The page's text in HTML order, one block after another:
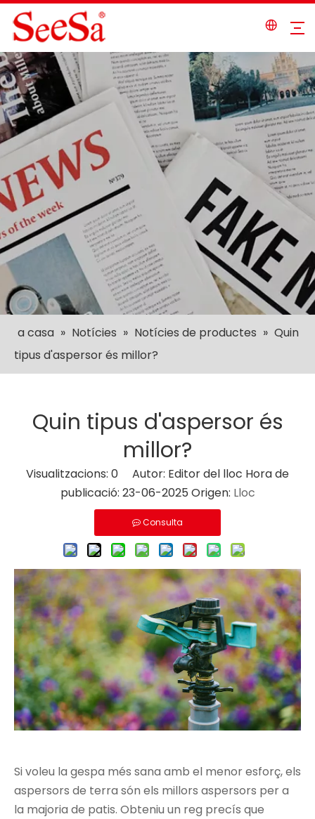
a casa » Notícies » Notícies de productes » Quin
tipus d'aspersor és millor?
Quin tipus d'aspersor és
millor?
Visualitzacions: 0 Autor: Editor del lloc Hora de
publicació: 23-06-2025 Origen: Lloc
Consulta
Si voleu la gespa més sana amb el menor esforç, els
aspersors de terra són els millors aspersors per a
la majoria de patis. Obteniu un reg precís que